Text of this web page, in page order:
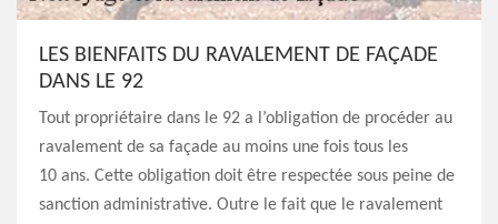
LES BIENFAITS DU RAVALEMENT DE FAÇADE
DANS LE 92
Tout propriétaire dans le 92 a l’obligation de procéder au
ravalement de sa façade au moins une fois tous les
10 ans. Cette obligation doit être respectée sous peine de
sanction administrative. Outre le fait que le ravalement